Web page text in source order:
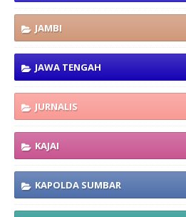
JAMBI
JAWA TENGAH
JURNALIS
KAJAI
KAPOLDA SUMBAR